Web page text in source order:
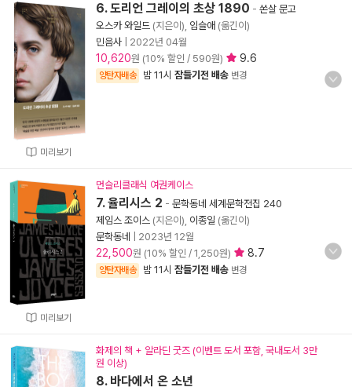
미리보기
6. 도리언 그레이의 초상 1890 - 쏜살 문고
오스카 와일드 (지은이), 임슬애 (옮긴이)
민음사
2022년 04월
10,620원 (10% 할인 / 590원) 9.6
양탄자배송 밤 11시 잠들기전 배송 변경
미리보기
먼슬리클래식 여권케이스
7. 율리시스 2 - 문학동네 세계문학전집 240
제임스 조이스 (지은이), 이종일 (옮긴이)
문학동네
2023년 12월
22,500원 (10% 할인 / 1,250원) 8.7
양탄자배송 밤 11시 잠들기전 배송 변경
화제의 책 + 알라딘 굿즈 (이벤트 도서 포함, 국내도서 3만
원 이상)
8. 바다에서 온 소년